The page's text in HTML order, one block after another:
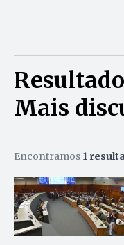
Mais
Encontramos 1